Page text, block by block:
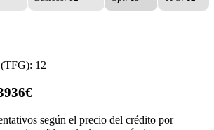
12
según el precio del crédito por